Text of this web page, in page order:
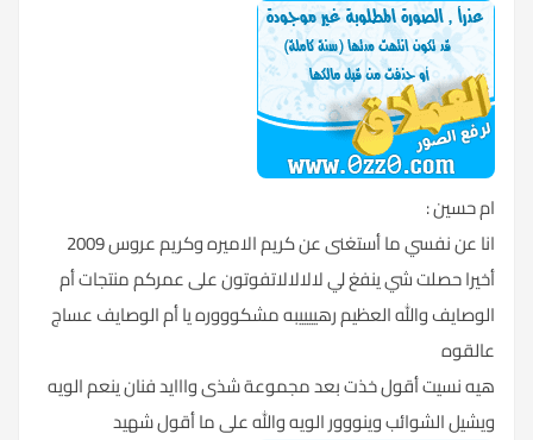
ام حسين :
انا عن نفسي ما أستغنى عن كريم الاميره وكريم عروس 2009
أخيرا حصلت شي ينفغ لي لالالالاتفوتون على عمركم منتجات أم
الوصايف والله العظيم رهييييبه مشكوووره يا أم الوصايف عساج
عالقوه
هيه نسيت أقول خذت بعد مجموعة شذى وااايد فنان ينعم الويه
ويشيل الشوائب وينووور الويه والله على ما أقول شهيد